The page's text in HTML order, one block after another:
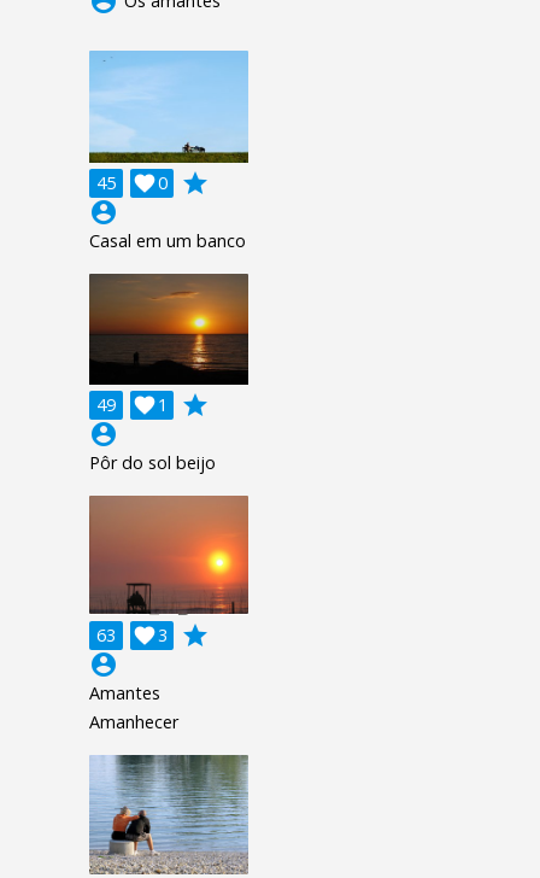
45 0

grade
account_circle
Casal em um banco
49 1

grade
account_circle
Pôr do sol beijo
63 3

grade
account_circle
Amantes
Amanhecer